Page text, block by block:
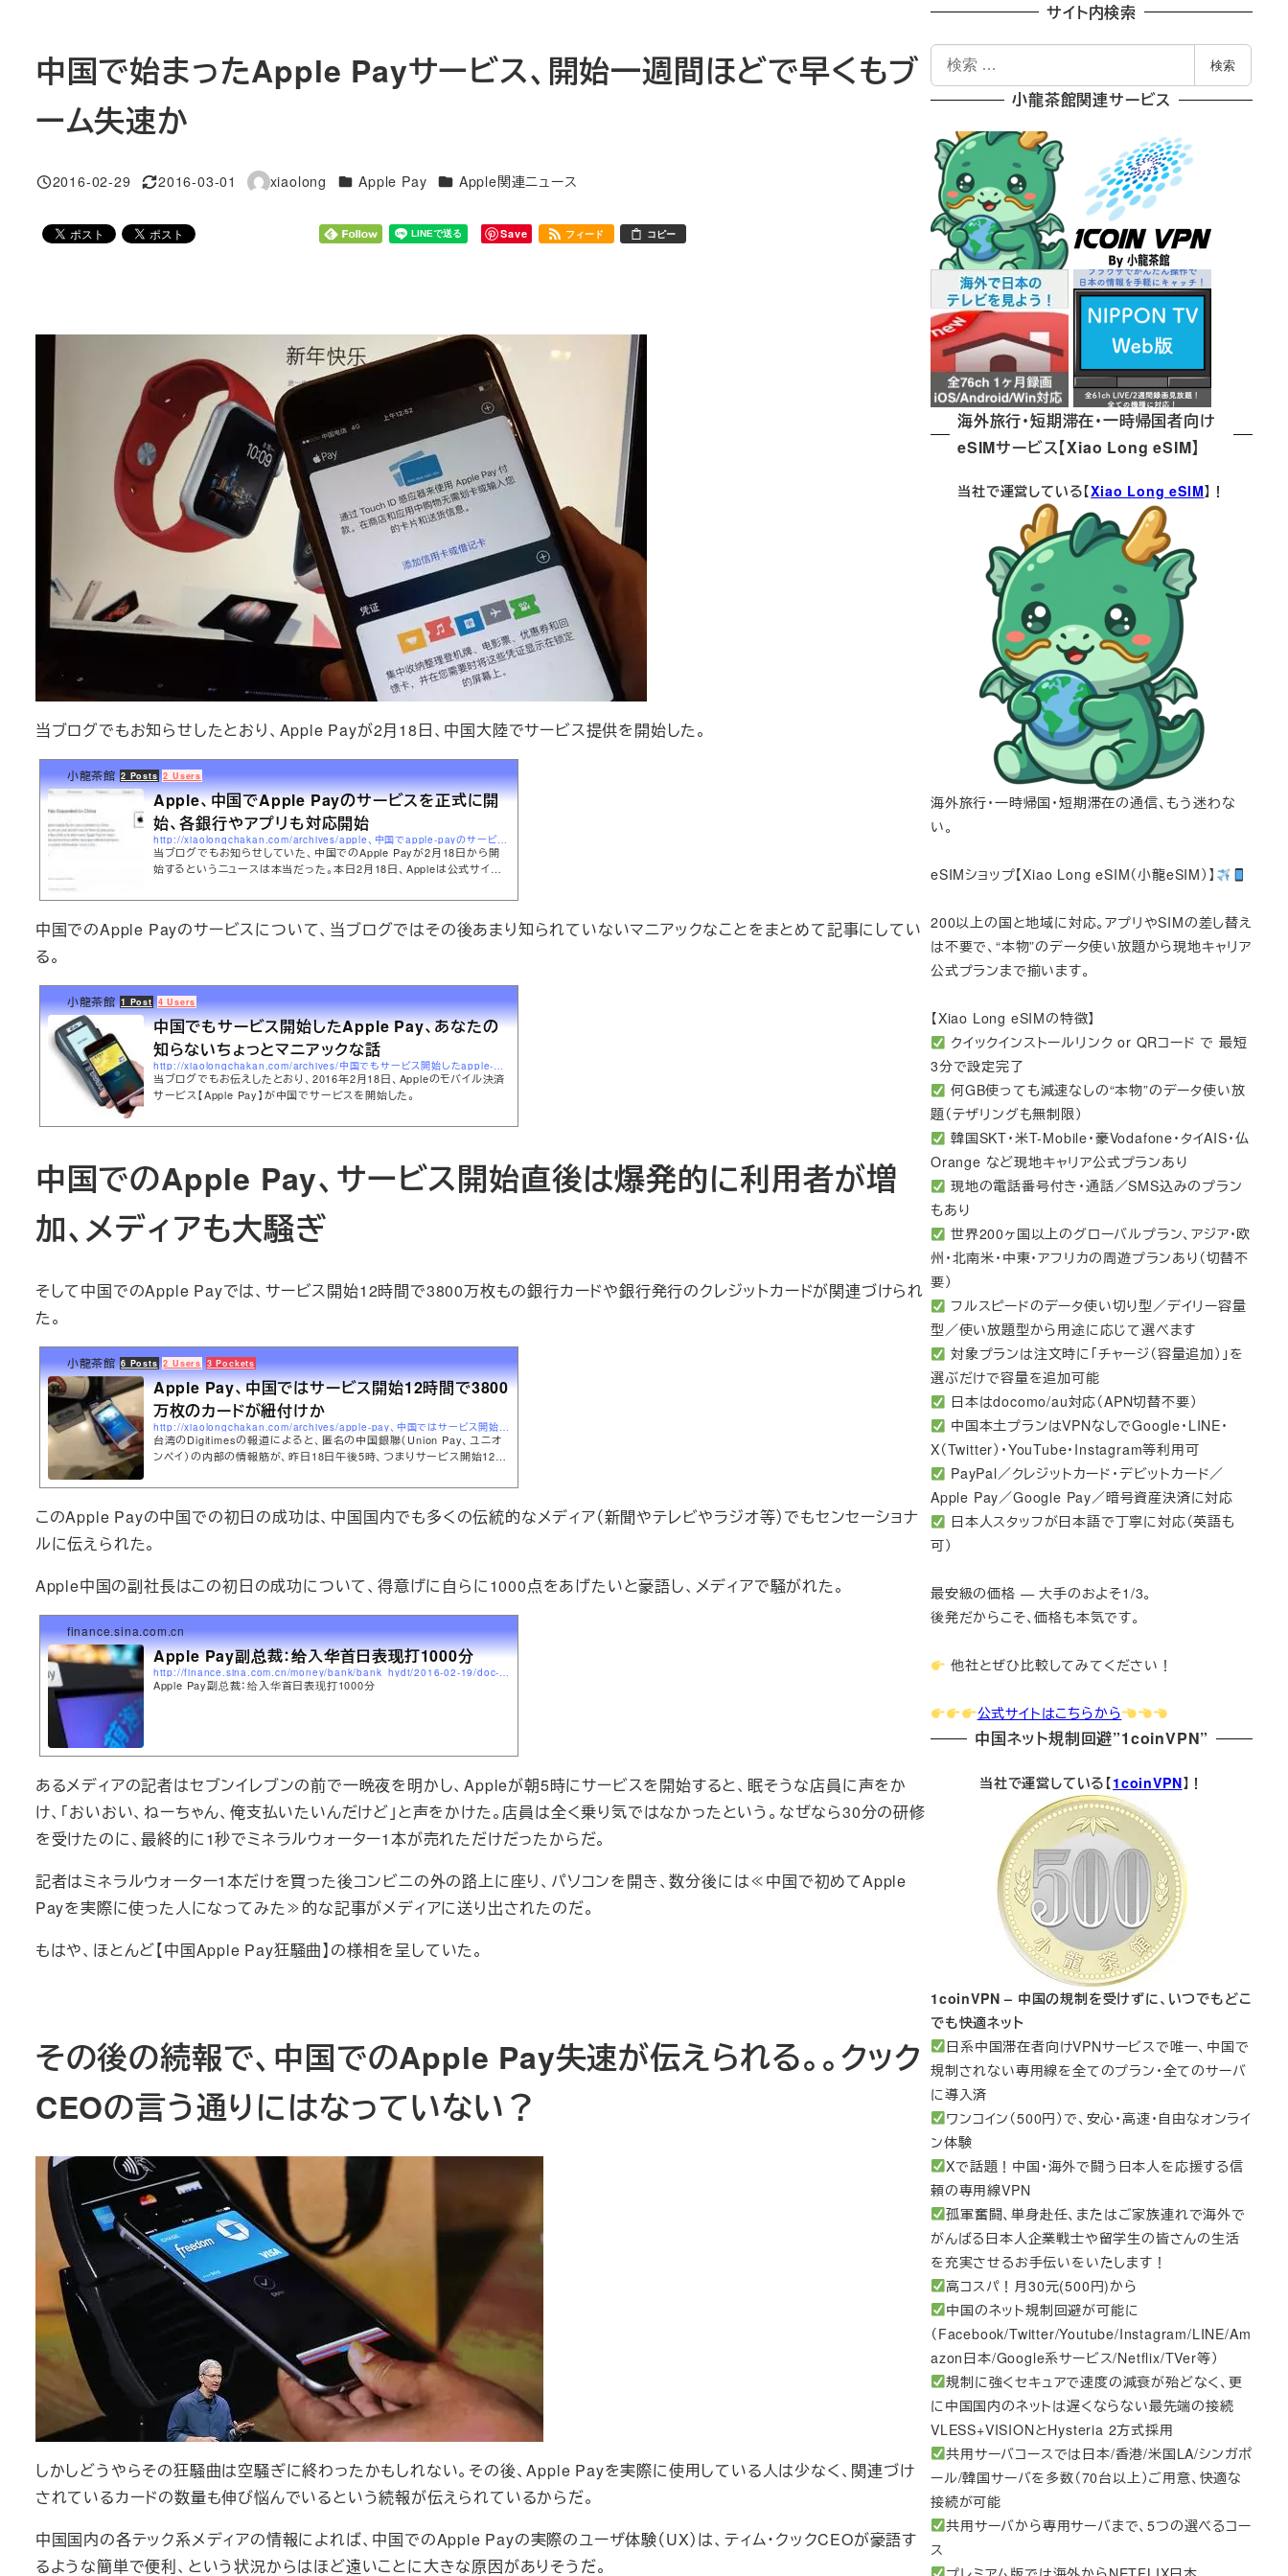
中国で始まったApple Payサービス、開始一週間ほどで早くもブ
ーム失速か
投稿日
2016-02-29
更新日
2016-03-01
著
xiaolong カテゴリー
Apple Pay カテゴリー
Apple関連ニュース
Save フィード コピー
当ブログでもお知らせしたとおり、Apple Payが2月18日、中国大陸でサービス提供を開始した。
小龍茶館 2 Posts 2 Users
Apple、中国でApple Payのサービスを正式に開
始、各銀行やアプリも対応開始
http://xiaolongchakan.com/archives/apple、中国でapple-payのサービスを正式に開始、各銀行や.html
当ブログでもお知らせしていた、中国でのApple Payが2月18日から開
始するというニュースは本当だった。本日2月18日、Appleは公式サイト
中国でのApple Payのサービスについて、当ブログではその後あまり知られていないマニアックなことをまとめて記事にしてい
る。
小龍茶館 1 Post 4 Users
中国でもサービス開始したApple Pay、あなたの
知らないちょっとマニアックな話
http://xiaolongchakan.com/archives/中国でもサービス開始したapple-pay、あなたの知らない.html
当ブログでもお伝えしたとおり、2016年2月18日、Appleのモバイル決済
サービス【Apple Pay】が中国でサービスを開始した。
中国でのApple Pay、サービス開始直後は爆発的に利用者が増
加、メディアも大騒ぎ
そして中国でのApple Payでは、サービス開始12時間で3800万枚もの銀行カードや銀行発行のクレジットカードが関連づけられ
た。
小龍茶館 6 Posts 2 Users 3 Pockets
Apple Pay、中国ではサービス開始12時間で3800
万枚のカードが紐付けか
http://xiaolongchakan.com/archives/apple-pay、中国ではサービス開始12時間で3800万枚のカード.html
台湾のDigitimesの報道によると、匿名の中国銀聯（Union Pay、ユニオ
ンペイ）の内部の情報筋が、昨日18日午後5時、つまりサービス開始12時
万枚もの銀聯に対応した銀行カードを紐付けしたということを明らかに
このApple Payの中国での初日の成功は、中国国内でも多くの伝統的なメディア（新聞やテレビやラジオ等）でもセンセーショナ
ルに伝えられた。
Apple中国の副社長はこの初日の成功について、得意げに自らに1000点をあげたいと豪語し、メディアで騒がれた。
finance.sina.com.cn
Apple Pay副总裁：给入华首日表现打1000分
http://finance.sina.com.cn/money/bank/bank_hydt/2016-02-19/doc-ifxprupc9475383.shtml
Apple Pay副总裁：给入华首日表现打1000分
あるメディアの記者はセブンイレブンの前で一晩夜を明かし、Appleが朝5時にサービスを開始すると、眠そうな店員に声をか
け、「おいおい、ねーちゃん、俺支払いたいんだけど」と声をかけた。店員は全く乗り気ではなかったという。なぜなら30分の研修
を受けたのに、最終的に1秒でミネラルウォーター1本が売れただけだったからだ。
記者はミネラルウォーター1本だけを買った後コンビニの外の路上に座り、パソコンを開き、数分後には≪中国で初めてApple
Payを実際に使った人になってみた≫的な記事がメディアに送り出されたのだ。
もはや、ほとんど【中国Apple Pay狂騒曲】の様相を呈していた。
その後の続報で、中国でのApple Pay失速が伝えられる。。クック
CEOの言う通りにはなっていない？
しかしどうやらその狂騒曲は空騒ぎに終わったかもしれない。その後、Apple Payを実際に使用している人は少なく、関連づけ
されているカードの数量も伸び悩んでいるという続報が伝えられているからだ。
中国国内の各テック系メディアの情報によれば、中国でのApple Payの実際のユーザ体験（UX）は、ティム・クックCEOが豪語す
るような簡単で便利、という状況からはほど遠いことに大きな原因がありそうだ。
サイト内検索
索
検索
小龍茶館関連サービス
海外旅行・短期滞在・一時帰国者向け
eSIMサービス【Xiao Long eSIM】
当社で運営している【Xiao Long eSIM】！
海外旅行・一時帰国・短期滞在の通信、もう迷わな
い。
eSIMショップ【Xiao Long eSIM（小龍eSIM）】
200以上の国と地域に対応。アプリやSIMの差し替え
は不要で、“本物”のデータ使い放題から現地キャリア
公式プランまで揃います。
【Xiao Long eSIMの特徴】
クイックインストールリンク or QRコード で 最短
3分で設定完了
何GB使っても減速なしの“本物”のデータ使い放
題（テザリングも無制限）
韓国SKT・米T-Mobile・豪Vodafone・タイAIS・仏
Orange など現地キャリア公式プランあり
現地の電話番号付き・通話／SMS込みのプラン
もあり
世界200ヶ国以上のグローバルプラン、アジア・欧
州・北南米・中東・アフリカの周遊プランあり（切替不
要）
フルスピードのデータ使い切り型／デイリー容量
型／使い放題型から用途に応じて選べます
対象プランは注文時に「チャージ（容量追加）」を
選ぶだけで容量を追加可能
日本はdocomo/au対応（APN切替不要）
中国本土プランはVPNなしでGoogle・LINE・
X（Twitter）・YouTube・Instagram等利用可
PayPal／クレジットカード・デビットカード／
Apple Pay／Google Pay／暗号資産決済に対応
日本人スタッフが日本語で丁寧に対応（英語も
可）
最安級の価格 — 大手のおよそ1/3。
後発だからこそ、価格も本気です。
他社とぜひ比較してみてください！
公式サイトはこちらから
中国ネット規制回避”1coinVPN”
当社で運営している【1coinVPN】！
1coinVPN – 中国の規制を受けずに、いつでもどこ
でも快適ネット
日系中国滞在者向けVPNサービスで唯一、中国で
規制されない専用線を全てのプラン・全てのサーバ
に導入済
ワンコイン（500円）で、安心・高速・自由なオンライ
ン体験
Xで話題！中国・海外で闘う日本人を応援する信
頼の専用線VPN
孤軍奮闘、単身赴任、またはご家族連れで海外で
がんばる日本人企業戦士や留学生の皆さんの生活
を充実させるお手伝いをいたします！
高コスパ！月30元(500円)から
中国のネット規制回避が可能に
（Facebook/Twitter/Youtube/Instagram/LINE/Am
azon日本/Google系サービス/Netflix/TVer等）
規制に強くセキュアで速度の減衰が殆どなく、更
に中国国内のネットは遅くならない最先端の接続
VLESS+VISIONとHysteria 2方式採用
共用サーバコースでは日本/香港/米国LA/シンガポ
ール/韓国サーバを多数（70台以上）ご用意、快適な
接続が可能
共用サーバから専用サーバまで、5つの選べるコー
ス